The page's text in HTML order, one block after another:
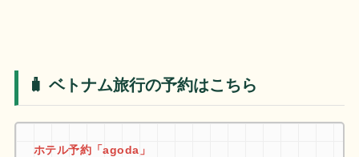
🧳 ベトナム旅行の予約はこちら
ホテル予約「agoda」